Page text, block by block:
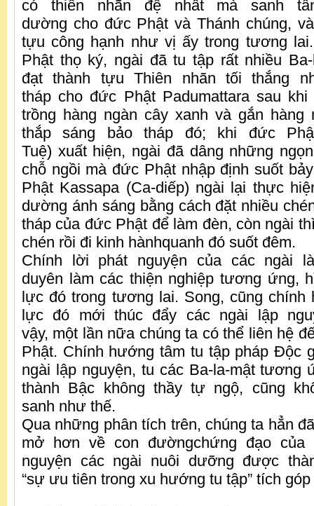
có thiên nhãn đệ nhất mà sanh
dường cho đức Phật và Thánh chúng,
tựu công hạnh như vị ấy trong tương
Phật thọ ký, ngài đã tu tập rất nhiều
đạt thành tựu Thiên nhãn tối thắng
tháp cho đức Phật Padumattara sau
trồng hàng ngàn cây xanh và gắn hàng
thắp sáng bảo tháp đó; khi đức
Tuệ) xuất hiện, ngài đã dâng những
chỗ ngồi mà đức Phật nhập định suốt
Phật Kassapa (Ca-diếp) ngài lại thực
dường ánh sáng bằng cách đặt nhiều
tháp của đức Phật để làm đèn, còn ngài
chén rồi đi kinh hànhquanh đó suốt đêm.
Chính lời phát nguyện của các ngài
duyên làm các thiện nghiệp tương ứng,
lực đó trong tương lai. Song, cũng chính
lực đó mới thúc đẩy các ngài lập
vậy, một lần nữa chúng ta có thể liên hệ
Phật. Chính hướng tâm tu tập pháp Độc
ngài lập nguyện, tu các Ba-la-mật tương
thành Bậc không thầy tự ngộ, cũng
sanh như thế.
Qua những phân tích trên, chúng ta hẳn
mở hơn về con đườngchứng đạo của
nguyện các ngài nuôi dưỡng được
“sự ưu tiên trong xu hướng tu tập” tích